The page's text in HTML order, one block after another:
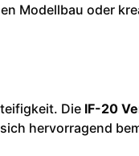
Modellbau oder
Die IF-20
hervorragend